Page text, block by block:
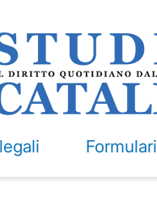
Formulari